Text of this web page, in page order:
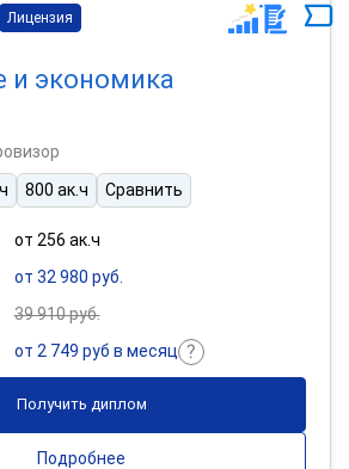
Лицензия
и экономика
800 ак.ч Сравнить
от 256 ак.ч
от 32 980 руб.
39 910 руб.
от 2 749 руб в месяц
Получить диплом
Подробнее